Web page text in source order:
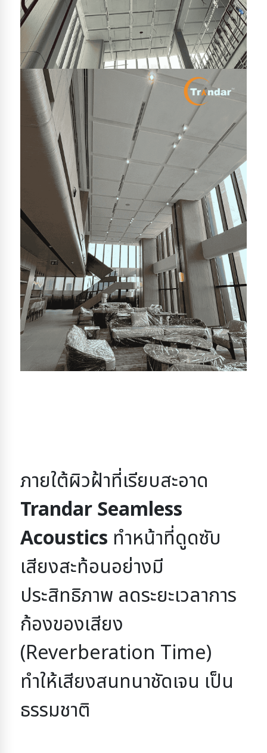
ภายใต้ผิวฝ้าที่เรียบสะอาด
Trandar Seamless
Acoustics ทำหน้าที่ดูดซับ
เสียงสะท้อนอย่างมี
ประสิทธิภาพ ลดระยะเวลาการ
ก้องของเสียง
(Reverberation Time)
ทำให้เสียงสนทนาชัดเจน เป็น
ธรรมชาติ